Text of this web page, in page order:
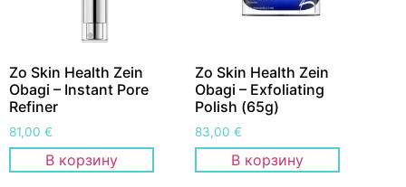
Zo Skin Health Zein
Obagi – Instant Pore
Refiner
81,00 €
В корзину
Zo Skin Health Zein
Obagi – Exfoliating
Polish (65g)
83,00€
В корзину